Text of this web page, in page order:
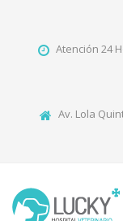
Atención 24
Av. Lola